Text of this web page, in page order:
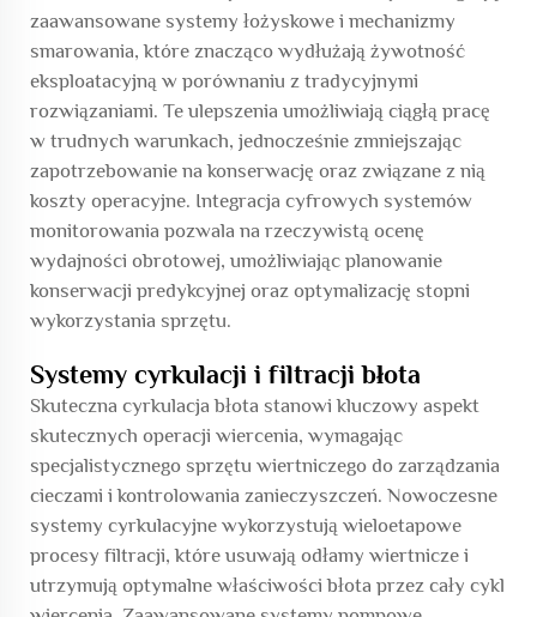
zaawansowane systemy łożyskowe i mechanizmy
smarowania, które znacząco wydłużają żywotność
eksploatacyjną w porównaniu z tradycyjnymi
rozwiązaniami. Te ulepszenia umożliwiają ciągłą pracę
w trudnych warunkach, jednocześnie zmniejszając
zapotrzebowanie na konserwację oraz związane z nią
koszty operacyjne. Integracja cyfrowych systemów
monitorowania pozwala na rzeczywistą ocenę
wydajności obrotowej, umożliwiając planowanie
konserwacji predykcyjnej oraz optymalizację stopni
wykorzystania sprzętu.
Systemy cyrkulacji i filtracji błota
Skuteczna cyrkulacja błota stanowi kluczowy aspekt
skutecznych operacji wiercenia, wymagając
specjalistycznego sprzętu wiertniczego do zarządzania
cieczami i kontrolowania zanieczyszczeń. Nowoczesne
systemy cyrkulacyjne wykorzystują wieloetapowe
procesy filtracji, które usuwają odłamy wiertnicze i
utrzymują optymalne właściwości błota przez cały cykl